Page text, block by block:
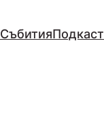
СъбитияПодкаст